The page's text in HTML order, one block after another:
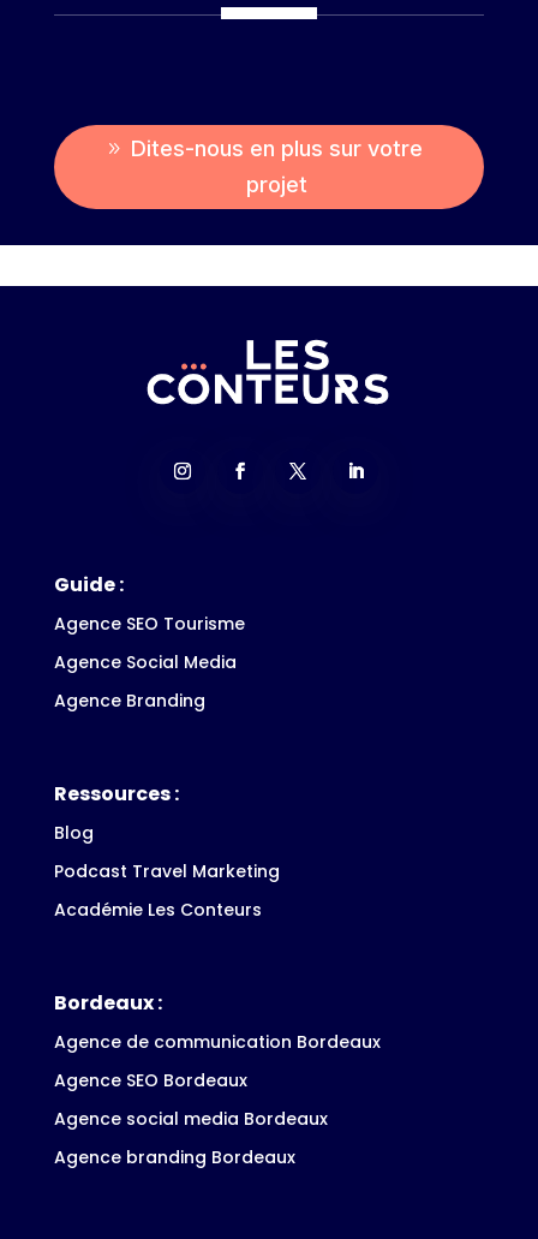
Dites-nous en plus sur votre
projet
Guide :
Agence SEO Tourisme
Agence Social Media
Agence Branding
Ressources :
Blog
Podcast Travel Marketing
Académie Les Conteurs
Bordeaux :
Agence de communication Bordeaux
Agence SEO Bordeaux
Agence social media Bordeaux
Agence branding Bordeaux